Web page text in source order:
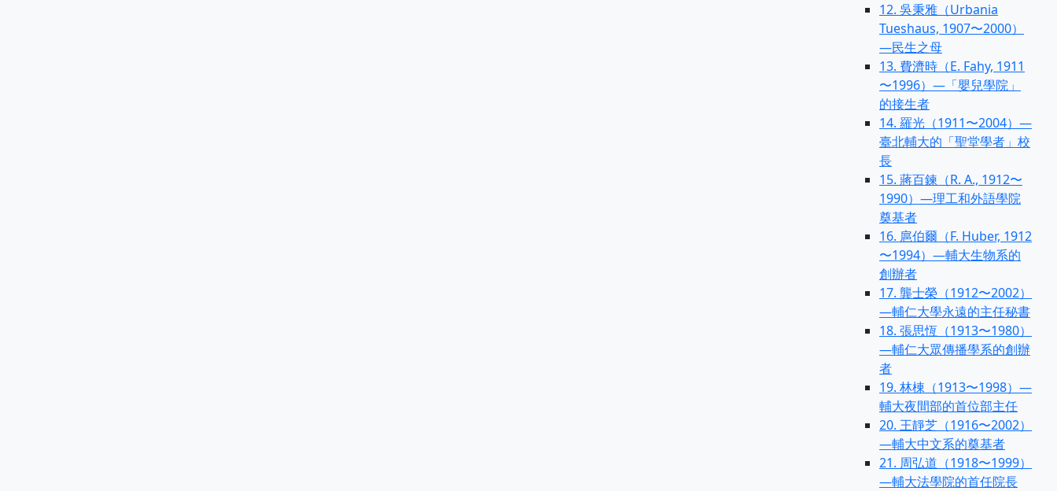
12. 吳秉雅（Urbania
Tueshaus, 1907〜2000）
—民生之母
13. 費濟時（E. Fahy, 1911
〜1996）—「嬰兒學院」
的接生者
14. 羅光（1911〜2004）—
臺北輔大的「聖堂學者」校
長
15. 蔣百鍊（R. A., 1912〜
1990）—理工和外語學院
奠基者
16. 扈伯爾（F. Huber, 1912
〜1994）—輔大生物系的
創辦者
17. 龔士榮（1912〜2002）
—輔仁大學永遠的主任秘書
18. 張思恆（1913〜1980）
—輔仁大眾傳播學系的創辦
者
19. 林棟（1913〜1998）—
輔大夜間部的首位部主任
20. 王靜芝（1916〜2002）
—輔大中文系的奠基者
21. 周弘道（1918〜1999）
—輔大法學院的首任院長